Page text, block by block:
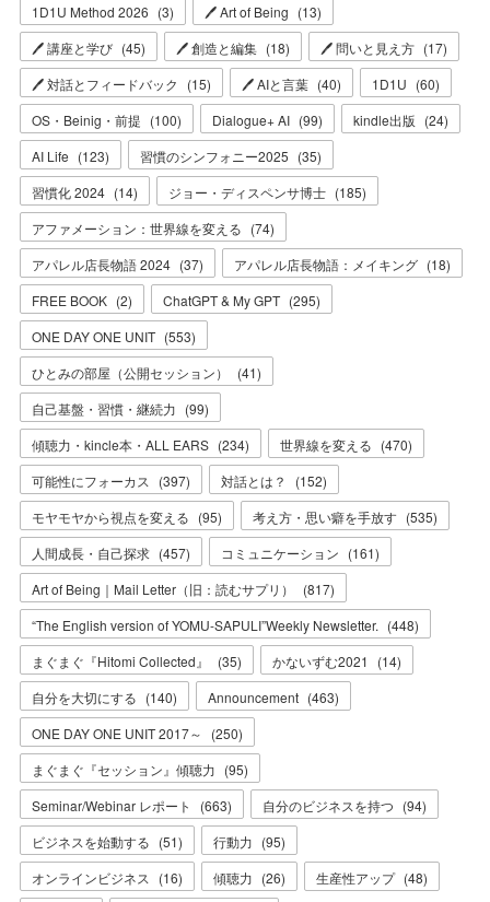
1D1U Method 2026 (3) 🖊 Art of Being (13)
🖊 講座と学び (45) 🖊 創造と編集 (18) 🖊 問いと見え方 (17)
🖊 対話とフィードバック
(15) 🖊 AIと言葉 (40) 1D1U (60)
OS・Beinig・前提 (100) Dialogue+ AI (99) kindle出版 (24)
AI Life (123) 習慣のシンフォニー2025 (35)
習慣化 2024 (14) ジョー・ディスペンサ博士 (185)
アファメーション：世界線を変える (74)
アパレル店長物語 2024 (37) アパレル店長物語：メイキング (18)
FREE BOOK (2) ChatGPT & My GPT (295)
ONE DAY ONE UNIT (553)
ひとみの部屋（公開セッション）
(41)
自己基盤・習慣・継続力 (99)
傾聴力・kincle本・ALL EARS (234) 世界線を変える (470)
可能性にフォーカス
(397) 対話とは？ (152)
モヤモヤから視点を変える (95) 考え方・思い癖を手放す (535)
人間成長・自己探求 (457) コミュニケーション (161)
Art of Being｜Mail Letter（旧：読むサプリ）
(817)
“The English version of YOMU-SAPULI”Weekly Newsletter. (448)
まぐまぐ『Hitomi Collected』
(35) かないずむ2021 (14)
自分を大切にする (140) Announcement (463)
ONE DAY ONE UNIT 2017～
(250)
まぐまぐ『セッション』傾聴力 (95)
Seminar/Webinar レポート
(663) 自分のビジネスを持つ (94)
ビジネスを始動する (51) 行動力 (95)
オンラインビジネス
(16) 傾聴力 (26) 生産性アップ (48)